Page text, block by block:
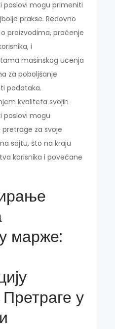
poslovi mogu primeniti
prakse. Redovno
proizvodima, praćenje
i
mašinskog učenja
za poboljšanje
podataka.
kvaliteta svojih
poslovi mogu
za svoje
sajtu, što na kraju
korisnika i povećane
марже:
у